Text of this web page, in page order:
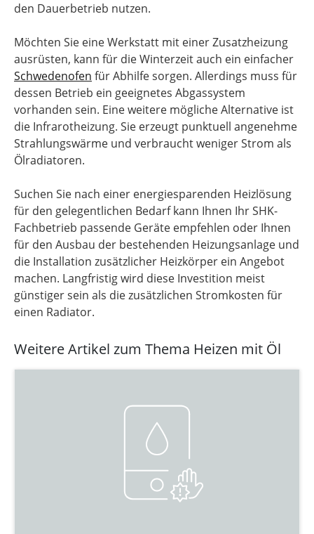
den Dauerbetrieb nutzen.
Möchten Sie eine Werkstatt mit einer Zusatzheizung
ausrüsten, kann für die Winterzeit auch ein einfacher
Schwedenofen für Abhilfe sorgen. Allerdings muss für
dessen Betrieb ein geeignetes Abgassystem
vorhanden sein. Eine weitere mögliche Alternative ist
die Infrarotheizung. Sie erzeugt punktuell angenehme
Strahlungswärme und verbraucht weniger Strom als
Ölradiatoren.
Suchen Sie nach einer energiesparenden Heizlösung
für den gelegentlichen Bedarf kann Ihnen Ihr SHK-
Fachbetrieb passende Geräte empfehlen oder Ihnen
für den Ausbau der bestehenden Heizungsanlage und
die Installation zusätzlicher Heizkörper ein Angebot
machen. Langfristig wird diese Investition meist
günstiger sein als die zusätzlichen Stromkosten für
einen Radiator.
Weitere Artikel zum Thema Heizen mit Öl